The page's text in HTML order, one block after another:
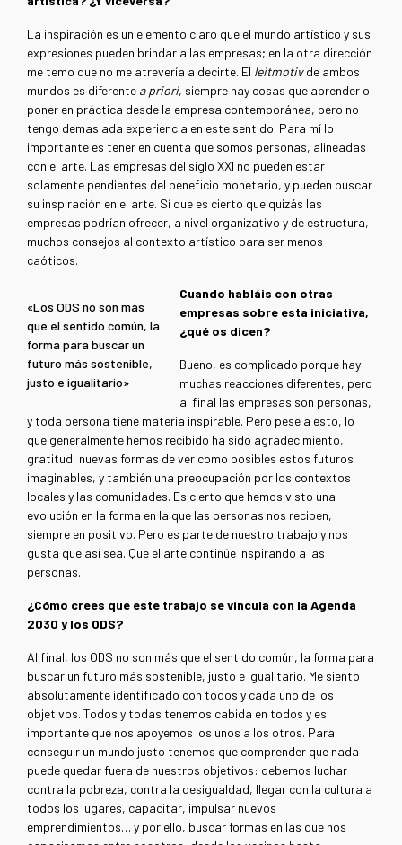
La inspiración es un elemento claro que el mundo artístico y sus
expresiones pueden brindar a las empresas; en la otra dirección
me temo que no me atrevería a decirte. El leitmotivde ambos
mundos es diferente a priori, siempre hay cosas que aprender o
poner en práctica desde la empresa contemporánea, pero no
tengo demasiada experiencia en este sentido. Para mí lo
importante es tener en cuenta que somos personas, alineadas
con el arte. Las empresas del siglo XXI no pueden estar
solamente pendientes del beneficio monetario, y pueden buscar
su inspiración en el arte. Sí que es cierto que quizás las
empresas podrían ofrecer, a nivel organizativo y de estructura,
muchos consejos al contexto artístico para ser menos
caóticos.
«Los ODS no son más
que el sentido común, la
forma para buscar un
futuro más sostenible,
justo e igualitario»
Cuando habláis con otras
empresas sobre esta iniciativa,
¿qué os dicen?
Bueno, es complicado porque hay
muchas reacciones diferentes, pero
al final las empresas son personas,
y toda persona tiene materia inspirable. Pero pese a esto, lo
que generalmente hemos recibido ha sido agradecimiento,
gratitud, nuevas formas de ver como posibles estos futuros
imaginables, y también una preocupación por los contextos
locales y las comunidades. Es cierto que hemos visto una
evolución en la forma en la que las personas nos reciben,
siempre en positivo. Pero es parte de nuestro trabajo y nos
gusta que así sea. Que el arte continúe inspirando a las
personas.
¿Cómo crees que este trabajo se vincula con la Agenda
2030 y los ODS?
Al final, los ODS no son más que el sentido común, la forma para
buscar un futuro más sostenible, justo e igualitario. Me siento
absolutamente identificado con todos y cada uno de los
objetivos. Todos y todas tenemos cabida en todos y es
importante que nos apoyemos los unos a los otros. Para
conseguir un mundo justo tenemos que comprender que nada
puede quedar fuera de nuestros objetivos: debemos luchar
contra la pobreza, contra la desigualdad, llegar con la cultura a
todos los lugares, capacitar, impulsar nuevos
emprendimientos… y por ello, buscar formas en las que nos